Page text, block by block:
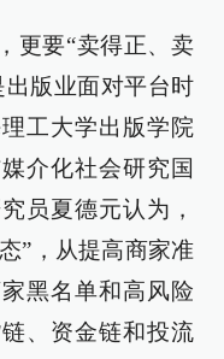
更要“卖得正、卖
版业面对平台时
工大学出版学院
介化社会研究国
员夏德元认为，
”，从提高商家准
黑名单和高风险
、资金链和投流